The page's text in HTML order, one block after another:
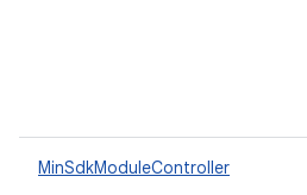
MinSdkModuleController